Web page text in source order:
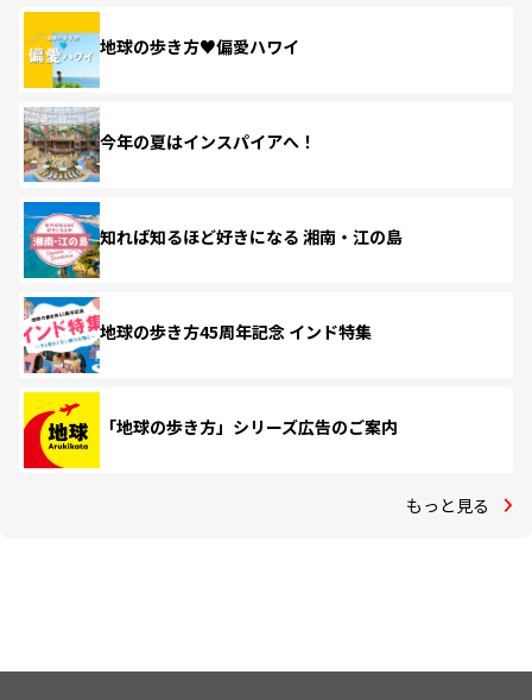
地球の歩き方♥偏愛ハワイ
今年の夏はインスパイアへ！
知れば知るほど好きになる 湘南・江の島
地球の歩き方45周年記念 インド特集
「地球の歩き方」シリーズ広告のご案内
もっと見る